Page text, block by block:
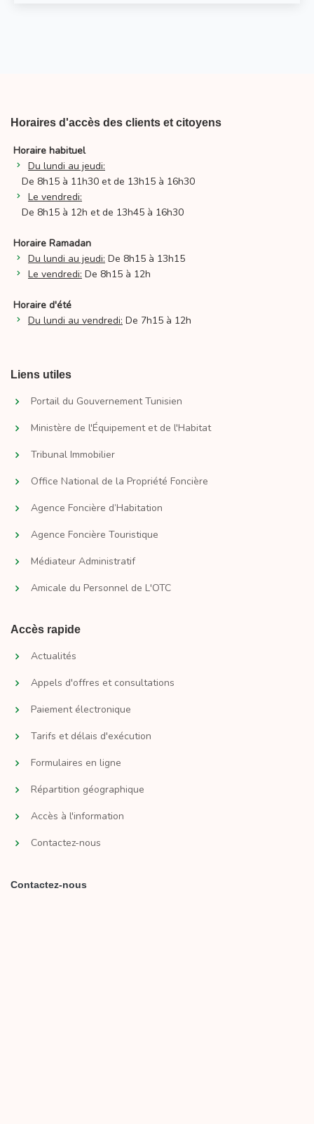
Horaires d'accès des clients et citoyens
Horaire habituel
Du lundi au jeudi:
De 8h15 à 11h30 et de 13h15 à 16h30
Le vendredi:
De 8h15 à 12h et de 13h45 à 16h30
Horaire Ramadan
Du lundi au jeudi: De 8h15 à 13h15
Le vendredi: De 8h15 à 12h
Horaire d'été
Du lundi au vendredi: De 7h15 à 12h
Liens utiles
Portail du Gouvernement Tunisien
Ministère de l'Équipement et de l'Habitat
Tribunal Immobilier
Office National de la Propriété Foncière
Agence Foncière d’Habitation
Agence Foncière Touristique
Médiateur Administratif
Amicale du Personnel de L'OTC
Accès rapide
Actualités
Appels d'offres et consultations
Paiement électronique
Tarifs et délais d'exécution
Formulaires en ligne
Répartition géographique
Accès à l'information
Contactez-nous
Contactez-nous